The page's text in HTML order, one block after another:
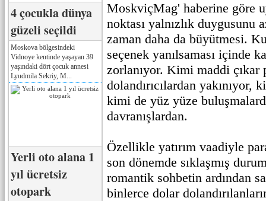
4 çocukla dünya
güzeli seçildi
Moskova bölgesindeki
Vidnoye kentinde yaşayan 39
yaşındaki dört çocuk annesi
Lyudmila Sekriy, M...
Yerli oto alana 1
yıl ücretsiz
otopark
MoskviçMag' haberine göre
noktası yalnızlık duygusunu
zaman daha da büyütmesi.
seçenek yanılsaması içinde
zorlanıyor. Kimi maddi çıkar
dolandırıcılardan
kimi de yüz yüze
davranışlardan.
Özellikle yatırım vaadiyle
son dönemde sıklaşmış
romantik sohbetin ardından
binlerce dolar